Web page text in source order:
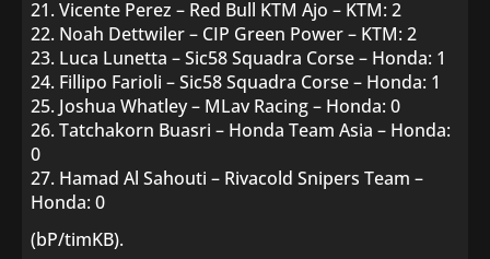
21. Vicente Perez – Red Bull KTM Ajo – KTM: 2
22. Noah Dettwiler – CIP Green Power – KTM: 2
23. Luca Lunetta – Sic58 Squadra Corse – Honda: 1
24. Fillipo Farioli – Sic58 Squadra Corse – Honda: 1
25. Joshua Whatley – MLav Racing – Honda: 0
26. Tatchakorn Buasri – Honda Team Asia – Honda:
0
27. Hamad Al Sahouti – Rivacold Snipers Team –
Honda: 0
(bP/timKB).